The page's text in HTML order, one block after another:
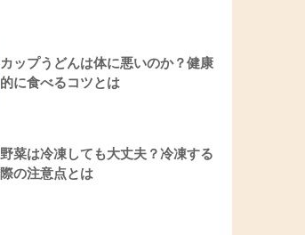
カップうどんは体に悪いのか？健康
的に食べるコツとは
野菜は冷凍しても大丈夫？冷凍する
際の注意点とは